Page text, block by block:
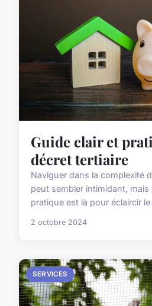
Guide clair et
décret tertiaire
Naviguer dans la complexité
peut sembler intimidant,
pratique est là pour éclaircir
2 octobre 2024
SERVICES